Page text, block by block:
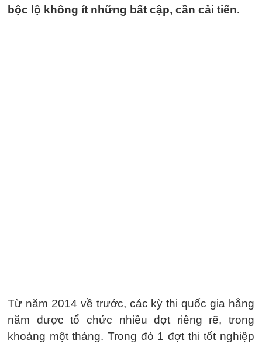
bộc lộ không ít những bất cập, cần cải tiến.
Từ năm 2014 về trước, các kỳ thi quốc gia hằng
năm được tổ chức nhiều đợt riêng rẽ, trong
khoảng một tháng. Trong đó 1 đợt thi tốt nghiệp